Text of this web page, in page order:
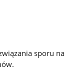
sporu na